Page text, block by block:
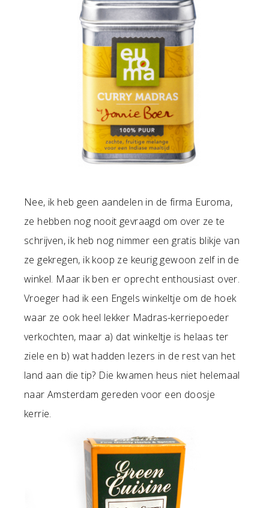
Nee, ik heb geen aandelen in de firma Euroma,
ze hebben nog nooit gevraagd om over ze te
schrijven, ik heb nog nimmer een gratis blikje van
ze gekregen, ik koop ze keurig gewoon zelf in de
winkel. Maar ik ben er oprecht enthousiast over.
Vroeger had ik een Engels winkeltje om de hoek
waar ze ook heel lekker Madras-kerriepoeder
verkochten, maar a) dat winkeltje is helaas ter
ziele en b) wat hadden lezers in de rest van het
land aan die tip? Die kwamen heus niet helemaal
naar Amsterdam gereden voor een doosje
kerrie.